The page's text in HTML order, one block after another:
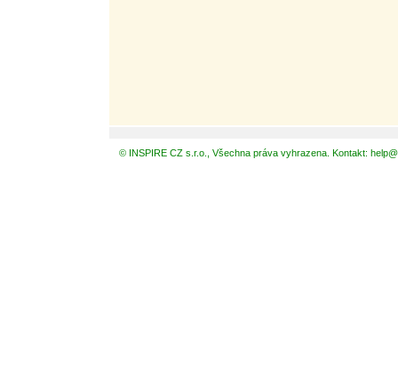
© INSPIRE CZ s.r.o., Všechna práva vyhrazena. Kontakt: